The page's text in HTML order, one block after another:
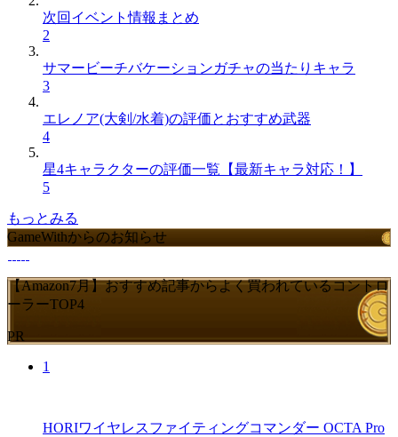
次回イベント情報まとめ
2
サマービーチバケーションガチャの当たりキャラ
3
エレノア(大剣/水着)の評価とおすすめ武器
4
星4キャラクターの評価一覧【最新キャラ対応！】
5
もっとみる
GameWithからのお知らせ
【Amazon7月】おすすめ記事からよく買われているコントロ
ーラーTOP4
PR
1
HORIワイヤレスファイティングコマンダー OCTA Pro